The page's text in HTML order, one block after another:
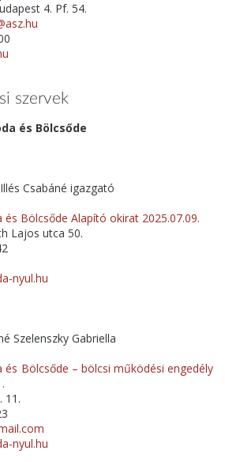
4. Pf. 54.
szervek
és Bölcsőde
Csabáné igazgató
és Bölcsőde Alapító okirat 2025.07.09.
Lajos utca 50.
nyul.hu
Szelenszky Gabriella
és Bölcsőde – bölcsi működési engedély
11.
nyul.hu